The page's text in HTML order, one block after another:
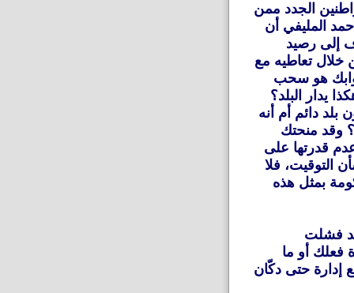
الجدد ممن
المليفي أن
إلى رصيد
خلال تعاطيه مع
هو سحب
يدار البلد؟
دائم أم أنه
وقد منحتك
قدرتها على
التوقيت، فلا
بمثل هذه
فشلت
فعلك أو ما
إدارة حتى دكّان